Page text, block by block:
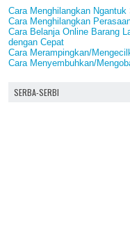
Cara Menghilangkan
Cara Menghilangkan
Cara Belanja Online Barang
dengan Cepat
Cara Merampingkan/
Cara Menyembuhkan/
SERBA-SERBI